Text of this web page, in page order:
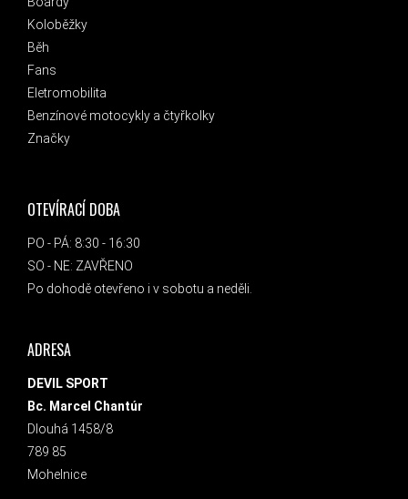
Koloběžky
Běh
Fans
Eletromobilita
Benzínové motocykly a čtyřkolky
Značky
OTEVÍRACÍ DOBA
PO - PÁ: 8:30 - 16:30
SO - NE: ZAVŘENO
Po dohodě otevřeno i v sobotu a neděli.
ADRESA
DEVIL SPORT
Bc. Marcel Chantúr
Dlouhá 1458/8
789 85
Mohelnice